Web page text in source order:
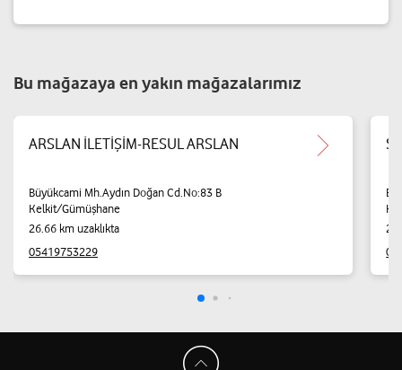
Bu mağazaya en yakın mağazalarımız
ARSLAN İLETİŞİM-RESUL ARSLAN
Büyükcami Mh.Aydın Doğan Cd.No:83 B
Kelkit/Gümüşhane
26.66 km uzaklıkta
05419753229